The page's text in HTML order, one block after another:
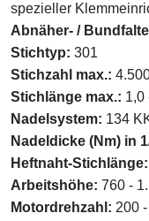
spezieller
Abnäher- /
Stichtyp: 301
Stichzahl max.:
Stichlänge max.: 1,0
Nadelsystem: 134
Nadeldicke (Nm) in
Heftnaht-Stichlänge:
Arbeitshöhe: 760 -
Motordrehzahl: 200